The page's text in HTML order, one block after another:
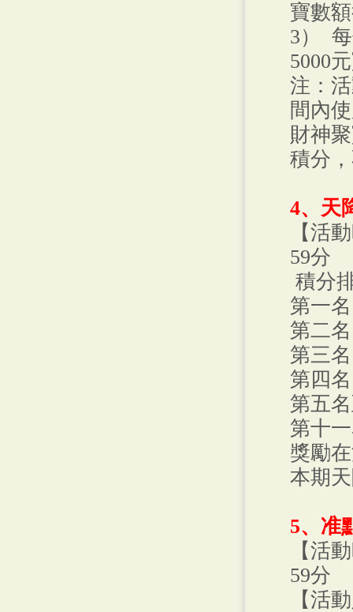
寶數
3）
5000
注：
間內
財神
積分
4、天
【活
59分
積分
第一
第二
第三
第四
第五
第十
獎勵
本期
5、准
【活
59分
【活